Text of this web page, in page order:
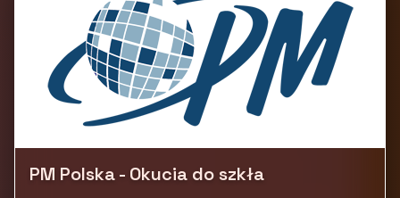
PM Polska - Okucia do szkła